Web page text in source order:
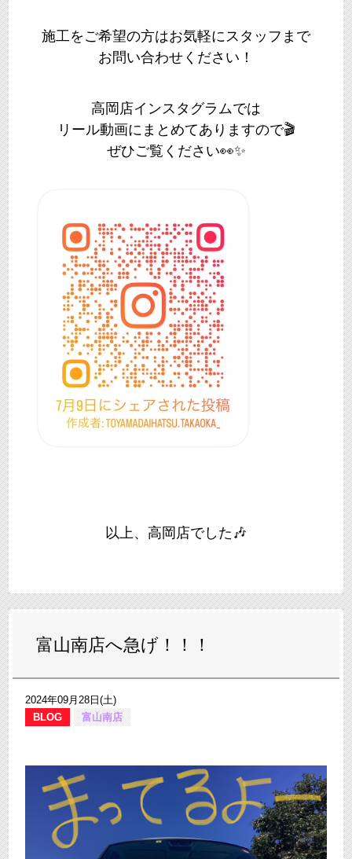
施工をご希望の方はお気軽にスタッフまで
お問い合わせください！
高岡店インスタグラムでは
リール動画にまとめてありますので🎬
ぜひご覧ください👀✨
以上、高岡店でした🎶
富山南店へ急げ！！！
2024年09月28日(土)
BLOG
富山南店